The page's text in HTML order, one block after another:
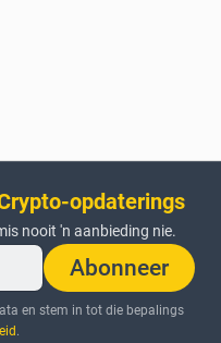
opdaterings
nooit 'n aanbieding nie.
Abonneer
en stem in tot die bepalings
.